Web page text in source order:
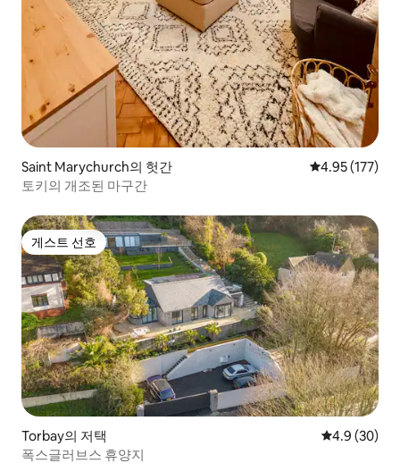
Saint Marychurch의 헛간 평점 4.95점(5
4.95 (177)
토키의 개조된 마구간
게스트 선호
게스트 선호
Torbay의 저택 평점 4.9점(5
4.9 (30)
폭스글러브스 휴양지